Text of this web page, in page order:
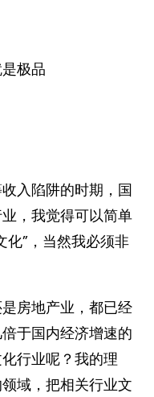
极品
入陷阱的时期，国
，我觉得可以简单
化”，当然我必须非
房地产业，都已经
于国内经济增速的
行业呢？我的理
域，把相关行业文